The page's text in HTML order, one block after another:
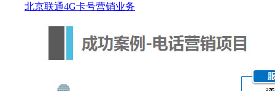
北京联通4G卡号营销业务